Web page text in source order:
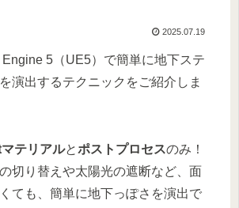
2025.07.19
5（UE5）で簡単に地下ステ
演出するテクニックをご紹介しま
テリアルとポストプロセスのみ！
切り替えや太陽光の遮断など、面
ても、簡単に地下っぽさを演出で